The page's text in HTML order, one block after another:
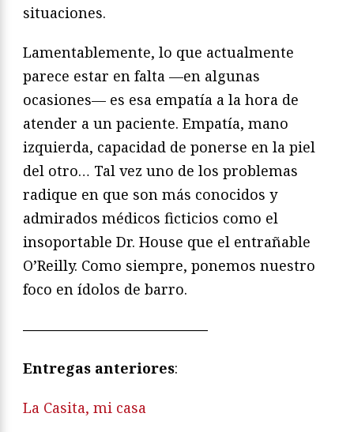
situaciones.
Lamentablemente, lo que actualmente
parece estar en falta —en algunas
ocasiones— es esa empatía a la hora de
atender a un paciente. Empatía, mano
izquierda, capacidad de ponerse en la piel
del otro… Tal vez uno de los problemas
radique en que son más conocidos y
admirados médicos ficticios como el
insoportable Dr. House que el entrañable
O’Reilly. Como siempre, ponemos nuestro
foco en ídolos de barro.
—————————————
Entregas anteriores:
La Casita, mi casa